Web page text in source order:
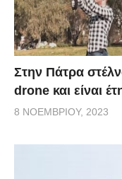
Στην Πάτρα
drone και είναι
8 ΝΟΕΜΒΡΊΟΥ, 2023